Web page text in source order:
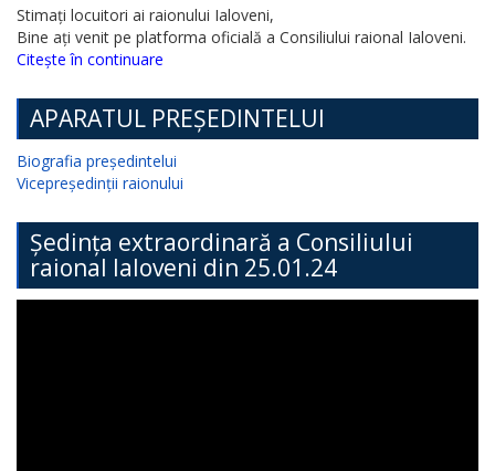
Stimați locuitori ai raionului Ialoveni,
Bine ați venit pe platforma oficială a Consiliului raional Ialoveni.
Citește în continuare
APARATUL PREȘEDINTELUI
Biografia președintelui
Vicepreședinții raionului
Ședința extraordinară a Consiliului
raional Ialoveni din 25.01.24